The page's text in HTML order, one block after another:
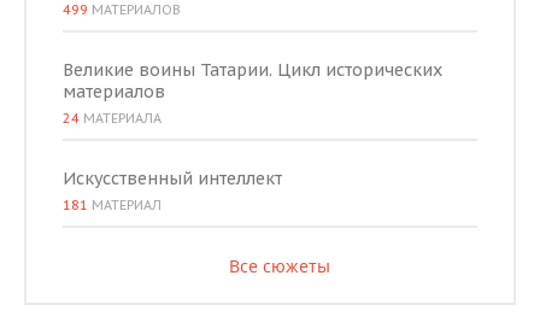
499 МАТЕРИАЛОВ
Великие воины Татарии. Цикл исторических
материалов
24 МАТЕРИАЛА
Искусственный интеллект
181 МАТЕРИАЛ
Все сюжеты